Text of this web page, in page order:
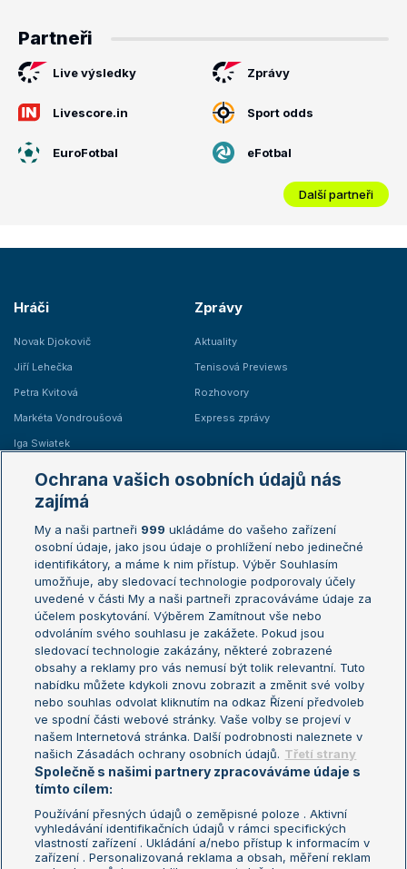
Partneři
Live výsledky Zprávy
Livescore.in Sport odds
EuroFotbal eFotbal
Další partneři
Hráči
Novak Djokovič
Jiří Lehečka
Petra Kvitová
Markéta Vondroušová
Iga Swiatek
Zprávy
Aktuality
Tenisová Previews
Rozhovory
Express zprávy
Žebříčky
Žebříček ATP (muži)
Žebříček WTA (ženy)
Sázkařský žebříček
Australian Open
French Open
Wimbledon
US Open
Turnaj mistrů
Turnaj mistryň
Aktualní trendy
Fotbalové přestupy
Livesport Daily
LS Prague Open
Podmínky užití
Nastavení soukromí
GDPR a žurnalistika
Reklama
Ochrana vašich osobních údajů nás
zajímá
My a naši partneři 999 ukládáme do vašeho zařízení
osobní údaje, jako jsou údaje o prohlížení nebo jedinečné
identifikátory, a máme k nim přístup. Výběr Souhlasím
umožňuje, aby sledovací technologie podporovaly účely
uvedené v části My a naši partneři zpracováváme údaje za
účelem poskytování. Výběrem Zamítnout vše nebo
odvoláním svého souhlasu je zakážete. Pokud jsou
sledovací technologie zakázány, některé zobrazené
obsahy a reklamy pro vás nemusí být tolik relevantní. Tuto
nabídku můžete kdykoli znovu zobrazit a změnit své volby
nebo souhlas odvolat kliknutím na odkaz Řízení předvoleb
ve spodní části webové stránky. Vaše volby se projeví v
našem Internetová stránka. Další podrobnosti naleznete v
našich Zásadách ochrany osobních údajů. Třetí strany
Společně s našimi partnery zpracováváme údaje s
tímto cílem:
Používání přesných údajů o zeměpisné poloze . Aktivní
vyhledávání identifikačních údajů v rámci specifických
vlastností zařízení . Ukládání a/nebo přístup k informacím v
zařízení . Personalizovaná reklama a obsah, měření reklam